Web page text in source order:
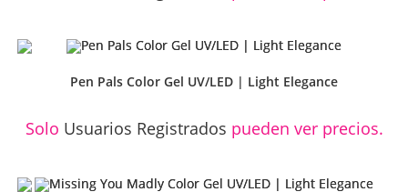
Pen Pals Color Gel UV/LED | Light Elegance
Solo Usuarios Registrados pueden ver precios.